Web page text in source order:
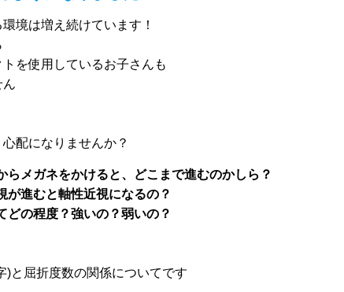
境は増え続けています！
トを使用しているお子さんも
ん
配になりませんか？
らメガネをかけると、どこまで進むのかしら？
が進むと軸性近視になるの？
どの程度？強いの？弱いの？
)と屈折度数の関係についてです